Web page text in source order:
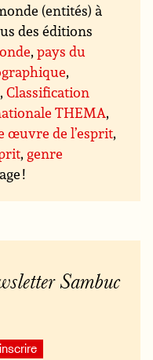
(entités) à
des éditions
,pays du
,
,Classification
THEMA,
œuvre de l’esprit,
, genre
!
Sambuc